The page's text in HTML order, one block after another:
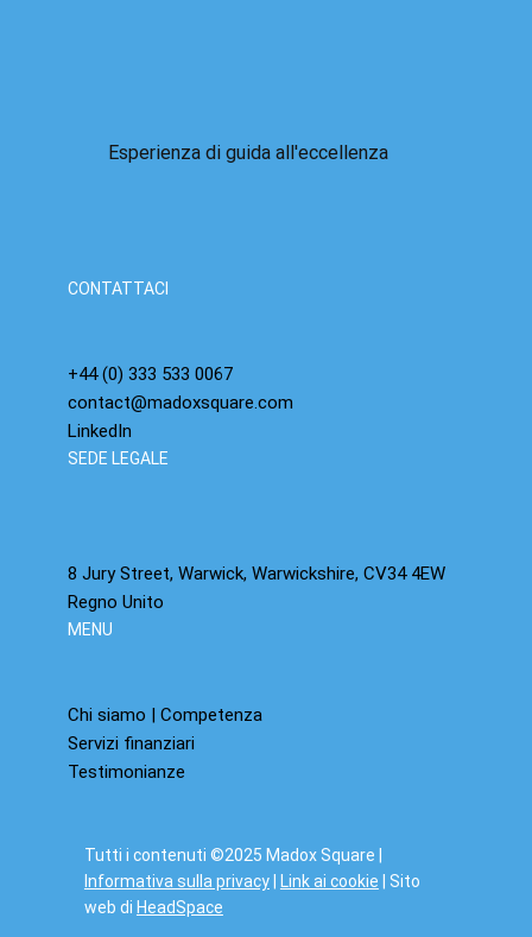
Tutti i contenuti ©2025 Madox Square |
Informativa sulla privacy| Link ai cookie | Sito
web di HeadSpace
+44 (0) 333 533 0067
contact@madoxsquare.com
LinkedIn
CONTATTACI
8 Jury Street, Warwick, Warwickshire, CV34 4EW
Regno Unito
SEDE LEGALE
Chi siamo | Competenza
Servizi finanziari
Testimonianze
MENU
Esperienza di guida all'eccellenza